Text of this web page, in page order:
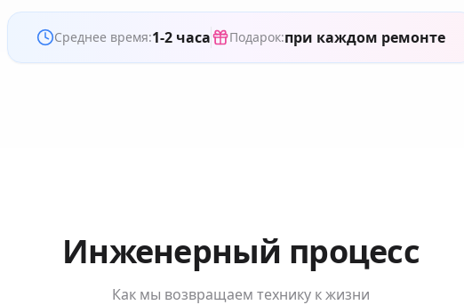
Среднее время:1-2 часа Подарок:при каждом ремонте
Инженерный процесс
Как мы возвращаем технику к жизни